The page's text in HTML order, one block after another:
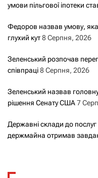
умови пільгової іпотеки
Федоров назвав умову, яка
глухий кут8 Серпня, 2026
Зеленський розпочав
співпраці8 Серпня, 2026
Зеленський назвав
рішення Сенату США7
Державні склади до
держмайна отримав